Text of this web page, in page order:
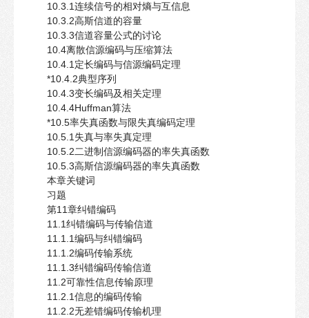
10.3.1连续信号的相对熵与互信息
10.3.2高斯信道的容量
10.3.3信道容量公式的讨论
10.4离散信源编码与压缩算法
10.4.1定长编码与信源编码定理
*10.4.2典型序列
10.4.3变长编码及相关定理
10.4.4Huffman算法
*10.5率失真函数与限失真编码定理
10.5.1失真与率失真定理
10.5.2二进制信源编码器的率失真函数
10.5.3高斯信源编码器的率失真函数
本章关键词
习题
第11章纠错编码
11.1纠错编码与传输信道
11.1.1编码与纠错编码
11.1.2编码传输系统
11.1.3纠错编码传输信道
11.2可靠性信息传输原理
11.2.1信息的编码传输
11.2.2无差错编码传输机理